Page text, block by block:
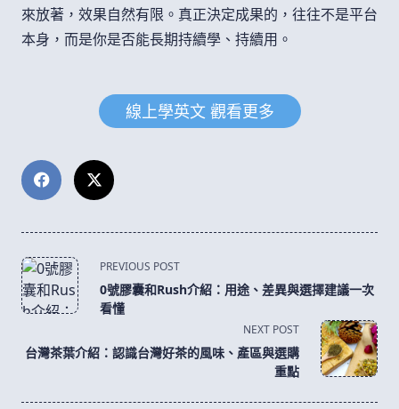
來放著，效果自然有限。真正決定成果的，往往不是平台
本身，而是你是否能長期持續學、持續用。
線上學英文 觀看更多
<span
class="nav-
subtitle
reader-
PREVIOUS POST
0號膠囊和Rush介紹：用途、差異與選擇建議一次
看懂
NEXT POST
台灣茶葉介紹：認識台灣好茶的風味、產區與選購
重點